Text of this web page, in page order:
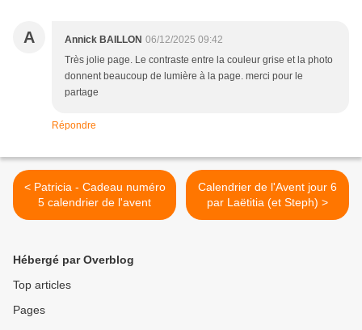
A Annick BAILLON 06/12/2025 09:42
Très jolie page. Le contraste entre la couleur grise et la photo
donnent beaucoup de lumière à la page. merci pour le
partage
Répondre
< Patricia - Cadeau numéro
5 calendrier de l'avent
Calendrier de l'Avent jour 6
par Laëtitia (et Steph) >
Hébergé par Overblog
Top articles
Pages